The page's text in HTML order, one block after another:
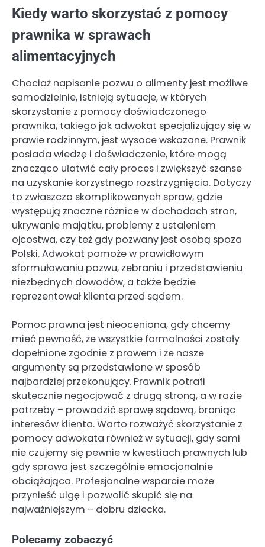
Kiedy warto skorzystać z pomocy
prawnika w sprawach
alimentacyjnych
Chociaż napisanie pozwu o alimenty jest możliwe
samodzielnie, istnieją sytuacje, w których
skorzystanie z pomocy doświadczonego
prawnika, takiego jak adwokat specjalizujący się w
prawie rodzinnym, jest wysoce wskazane. Prawnik
posiada wiedzę i doświadczenie, które mogą
znacząco ułatwić cały proces i zwiększyć szanse
na uzyskanie korzystnego rozstrzygnięcia. Dotyczy
to zwłaszcza skomplikowanych spraw, gdzie
występują znaczne różnice w dochodach stron,
ukrywanie majątku, problemy z ustaleniem
ojcostwa, czy też gdy pozwany jest osobą spoza
Polski. Adwokat pomoże w prawidłowym
sformułowaniu pozwu, zebraniu i przedstawieniu
niezbędnych dowodów, a także będzie
reprezentował klienta przed sądem.
Pomoc prawna jest nieoceniona, gdy chcemy
mieć pewność, że wszystkie formalności zostały
dopełnione zgodnie z prawem i że nasze
argumenty są przedstawione w sposób
najbardziej przekonujący. Prawnik potrafi
skutecznie negocjować z drugą stroną, a w razie
potrzeby – prowadzić sprawę sądową, broniąc
interesów klienta. Warto rozważyć skorzystanie z
pomocy adwokata również w sytuacji, gdy sami
nie czujemy się pewnie w kwestiach prawnych lub
gdy sprawa jest szczególnie emocjonalnie
obciążająca. Profesjonalne wsparcie może
przynieść ulgę i pozwolić skupić się na
najważniejszym – dobru dziecka.
Polecamy zobaczyć